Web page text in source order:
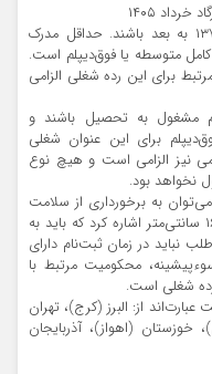
۱۴۰۵
متقاضیان شغل نگهبانی باید متولد ۱۳۷۶/۰۱/۰۱ به بعد باشند. حداقل مدرک
متوسطه یا فوق‌دیپلم است.
برای این رده شغلی الزامی
مشغول به تحصیل باشند و
برای این عنوان شغلی
نیز الزامی است و هیچ نوع
نخواهد بود.
به برخورداری از سلامت
کامل جسمانی، تناسب اندام و حداقل قد ۱۶۸ سانتی‌متر اشاره کرد که باید به
نباید در زمان ثبت‌نام دارای
محکومیت مرتبط با
رده شغلی است.
از: البرز (کرج)، تهران
خوزستان (اهواز)، آذربایجان